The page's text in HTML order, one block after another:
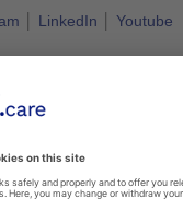
LinkedIn Youtube
kaikille.